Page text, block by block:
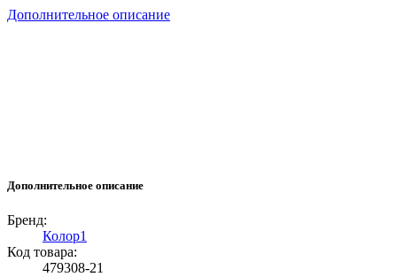
Дополнительное описание
Дополнительное описание
Бренд:
Колор1
Код товара:
479308-21